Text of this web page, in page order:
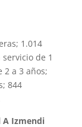
1.014
de 1
2 a 3 años;
844
A Izmendi